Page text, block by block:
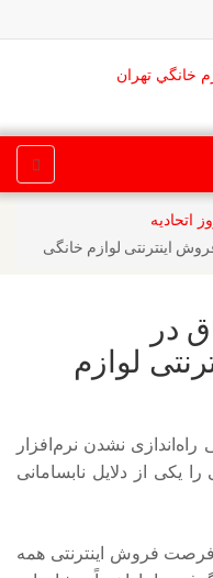
اتحادیه
اینترنتی لوازم خانگی
در
لوازم
نشدن نرم‌افزار
یکی از دلایل نابسامانی
فرصت فروش اینترنتی همه